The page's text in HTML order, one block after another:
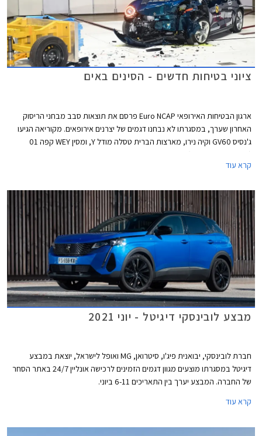
ציוני בטיחות חדשים - הסינים באים
ארגון הבטיחות האירופאי Euro NCAP פרסם את תוצאות סבב מבחני הריסוק
האחרון שערך, במסגרתו לא נבחנו דגמים של יצרנים אירופאים. מקוריאה הגיעו
ג'נסיס GV60 וקיה נירו, מארצות הברית טסלה מודל Y, ומסין WEY קפה 01
(מוכר גם בשם מוקה) ואורה פאנקי קאט - שניהם דגמים למותגים מבית גרייט וול.
כל הדגמים זכו בציון מרבי של 5 כוכבים.
קרא עוד
מבצע לובינסקי דיגיטל - יוני 2021
חברת לובינסקי, יבואנית פיג'ו, סיטרואן, MG ואופל לישראל, יוצאת במבצע
דיגיטל במסגרתו מוצעים מגוון דגמים הזמינים לרכישה אונליין 24/7 באתר הסחר
של החברה. המבצע יערך בין התאריכים 6-11 ביוני.
קרא עוד